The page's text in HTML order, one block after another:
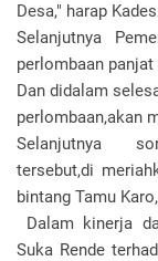
Desa," harap
Selanjutnya
perlombaan
Dan didalam
perlombaan,akan
Selanjutnya
tersebut,di
bintang Tamu
Dalam kinerja
Suka Rende